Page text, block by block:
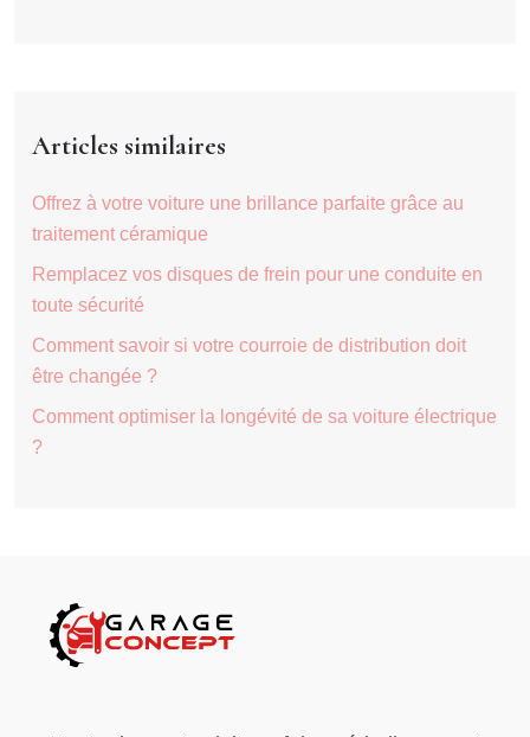
Articles similaires
Offrez à votre voiture une brillance parfaite grâce au
traitement céramique
Remplacez vos disques de frein pour une conduite en
toute sécurité
Comment savoir si votre courroie de distribution doit
être changée ?
Comment optimiser la longévité de sa voiture électrique
?